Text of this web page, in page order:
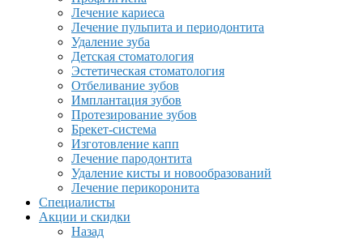
Лечение кариеса
Лечение пульпита и периодонтита
Удаление зуба
Детская стоматология
Эстетическая стоматология
Отбеливание зубов
Имплантация зубов
Протезирование зубов
Брекет-система
Изготовление капп
Лечение пародонтита
Удаление кисты и новообразований
Лечение перикоронита
Специалисты
Акции и скидки
Назад